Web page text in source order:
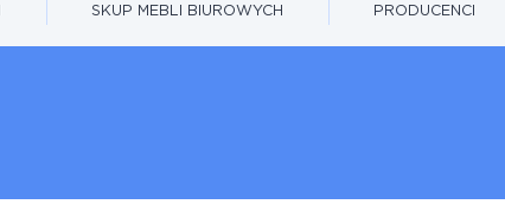
SKUP MEBLI BIUROWYCH PRODUCENCI